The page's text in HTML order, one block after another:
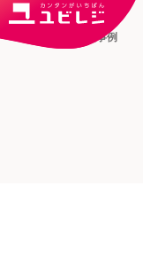
導入事例